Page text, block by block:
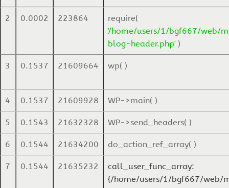
2 0.0002 223864
require(
'/home/users/1/bgf667/web/
blog-header.php' )
3 0.1537 21609664 wp( )
4 0.1537 21609928 WP->main( )
5 0.1543 21632328 WP->send_headers( )
6 0.1544 21634200 do_action_ref_array( )
7 0.1544 21635232
call_user_func_array:
{/home/users/1/bgf667/web/